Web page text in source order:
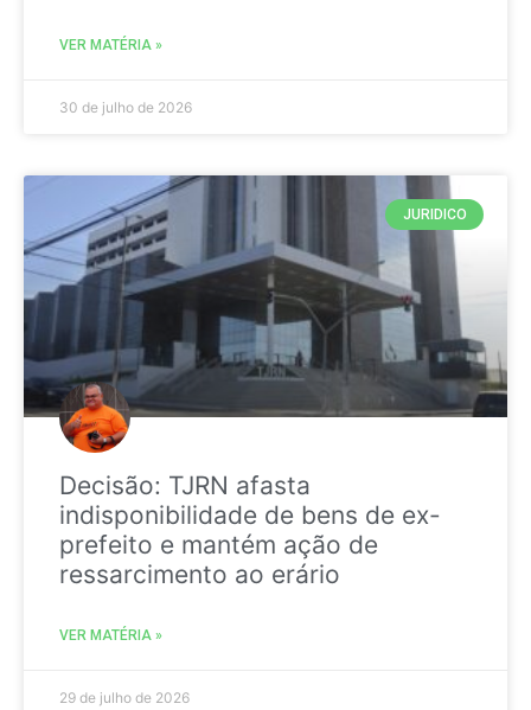
VER MATÉRIA »
30 de julho de 2026
JURIDICO
Decisão: TJRN afasta
indisponibilidade de bens de ex-
prefeito e mantém ação de
ressarcimento ao erário
VER MATÉRIA »
29 de julho de 2026